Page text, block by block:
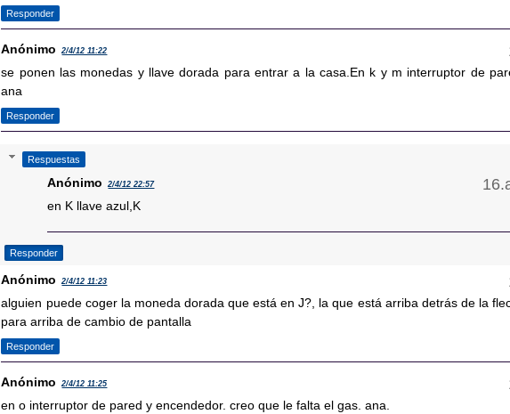
Responder
Anónimo 2/4/12 11:22
se ponen las monedas y llave dorada para entrar a la casa.En k y m interruptor de
ana
Responder
Respuestas
Anónimo 2/4/12 22:57
en K llave azul,K
Responder
Anónimo 2/4/12 11:23
alguien puede coger la moneda dorada que está en J?, la que está arriba detrás de la
para arriba de cambio de pantalla
Responder
Anónimo 2/4/12 11:25
en o interruptor de pared y encendedor. creo que le falta el gas. ana.